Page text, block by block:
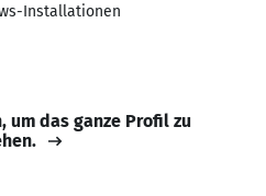
Installationen
um das ganze Profil zu